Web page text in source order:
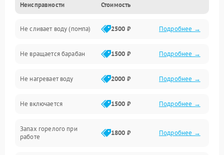
Электропитание
Водоснабжение
Слив
Программное обеспечение
Неисправности Стоимость
Не сливает воду (помпа) 2500 ₽ Подробнее →
Не вращается барабан 1500 ₽ Подробнее →
Не нагревает воду 2000 ₽ Подробнее →
Не включается 1500 ₽ Подробнее →
Запах горелого при
работе
1800 ₽ Подробнее →